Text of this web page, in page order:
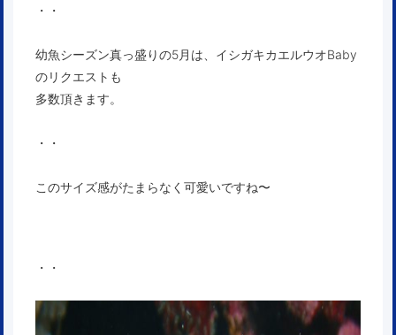
・・
幼魚シーズン真っ盛りの5月は、イシガキカエルウオBaby
のリクエストも
多数頂きます。
・・
このサイズ感がたまらなく可愛いですね〜
・・